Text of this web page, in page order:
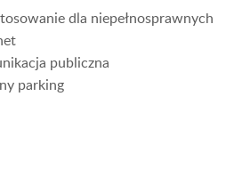
dla niepełnosprawnych
publiczna
parking